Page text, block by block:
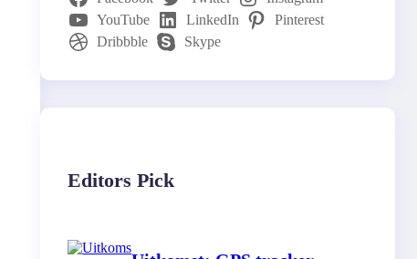
YouTube
LinkedIn
Pinterest
Dribbble
Skype
Editors Pick